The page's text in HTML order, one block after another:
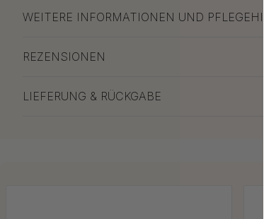
WEITERE INFORMATIONEN UND
REZENSIONEN
LIEFERUNG & RÜCKGABE